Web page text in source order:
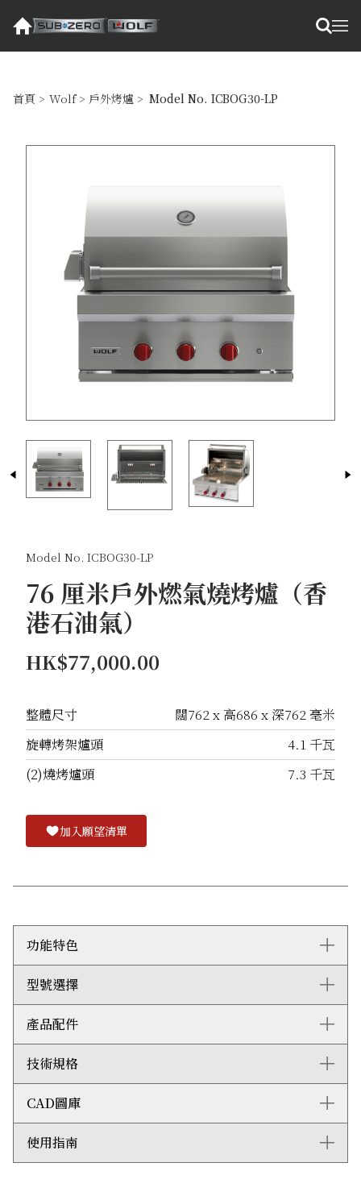
首頁 > Wolf > 戶外烤爐 > Model No. ICBOG30-LP
Model No. ICBOG30-LP
76 厘米戶外燃氣燒烤爐（香
港石油氣）
HK$77,000.00
整體尺寸
闊762 x 高686 x 深762 毫米
旋轉烤架爐頭
4.1 千瓦
(2)燒烤爐頭
7.3 千瓦
加入願望清單
功能特色
3個獨立燒烤爐頭提供精準的獨立火力控制，無論以高溫
煎烤牛扒或魚，還是以低溫燒烤配菜，也能準確掌握烹調
效果。
重25磅。
明亮清晰的鹵素燈能照亮燒烤爐表面，而控制旋鈕亦設有
LED燈，配合夜間燒烤的需要。
雙層爐蓋有效隔熱，有助保持熱力，加快燒烤速度。
三段式保溫架輕易設定所需的溫度，不需要使用時亦能輕
型號選擇
ICBOG30-LP
產品配件
自選配件：
燒烤爐推車連下摺式爐側層架
黑色旋鈕
燒烤盤／鐵板燒盤
嵌入式隔層
技術規格
整體尺寸：闊762毫米 x 高686毫米 x 深762毫米
旋轉烤架爐頭：4.1 千瓦
(2)燒烤爐頭：7.3 千瓦
CAD圖庫
2D AutoCad (DWG)
3D AutoCad (DWG)
使用指南